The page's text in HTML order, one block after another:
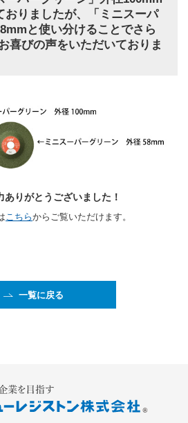
おりましたが、「ミニスーパ
と使い分けることでさら
喜びの声をいただいておりま
りがとうございました！
こちらからご覧いただけます。
一覧に戻る